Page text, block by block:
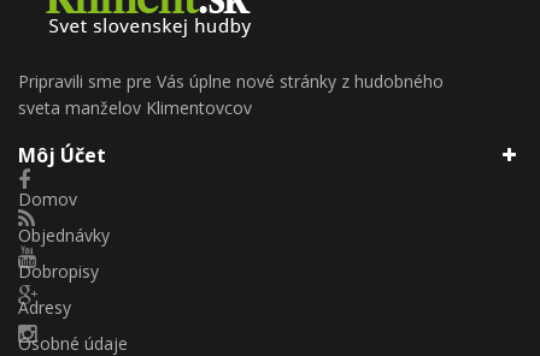
Pripravili sme pre Vás úplne nové stránky z hudobného
sveta manželov Klimentovcov
Môj Účet
Domov
Objednávky
Dobropisy
Adresy
Osobné údaje